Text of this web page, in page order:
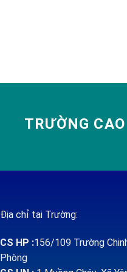
TRƯỜNG
Địa chỉ tại Trường:
CS HP :156/109 Trường
Phòng